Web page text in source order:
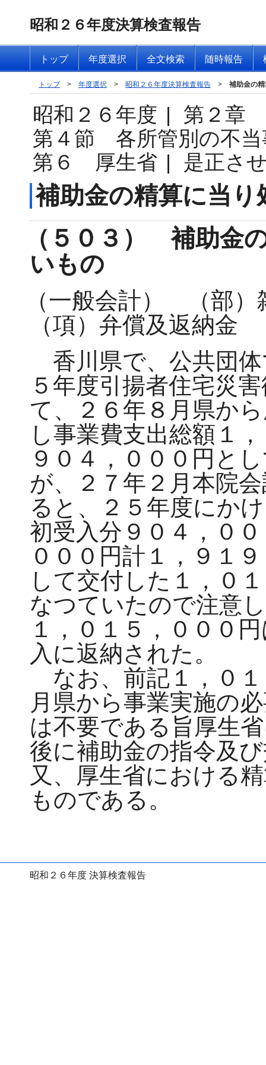
昭和２６年度決算検査報告
トップ 年度選択 全文検索 随時報告
トップ > 年度選択 > 昭和２６年度決算検査報告 > 補助金の
昭和２６年度 |
第２章
第４節 各所管別の不当
第６ 厚生省 | 是正さ
補助金の精算に当
（５０３） 補助金
いもの
（一般会計） （部
（項）弁償及返納金
香川県で、公共団
５年度引揚者住宅災
て、２６年８月県か
し事業費支出総額１
９０４，０００円と
が、２７年２月本院
ると、２５年度にか
初受入分９０４，０
０００円計１，９１
して交付した１，０
なつていたので注意
１，０１５，０００
入に返納された。
なお、前記１，０１
月県から事業実施の
は不要である旨厚生
後に補助金の指令及
又、厚生省における
ものである。
昭和２６年度 決算検査報告